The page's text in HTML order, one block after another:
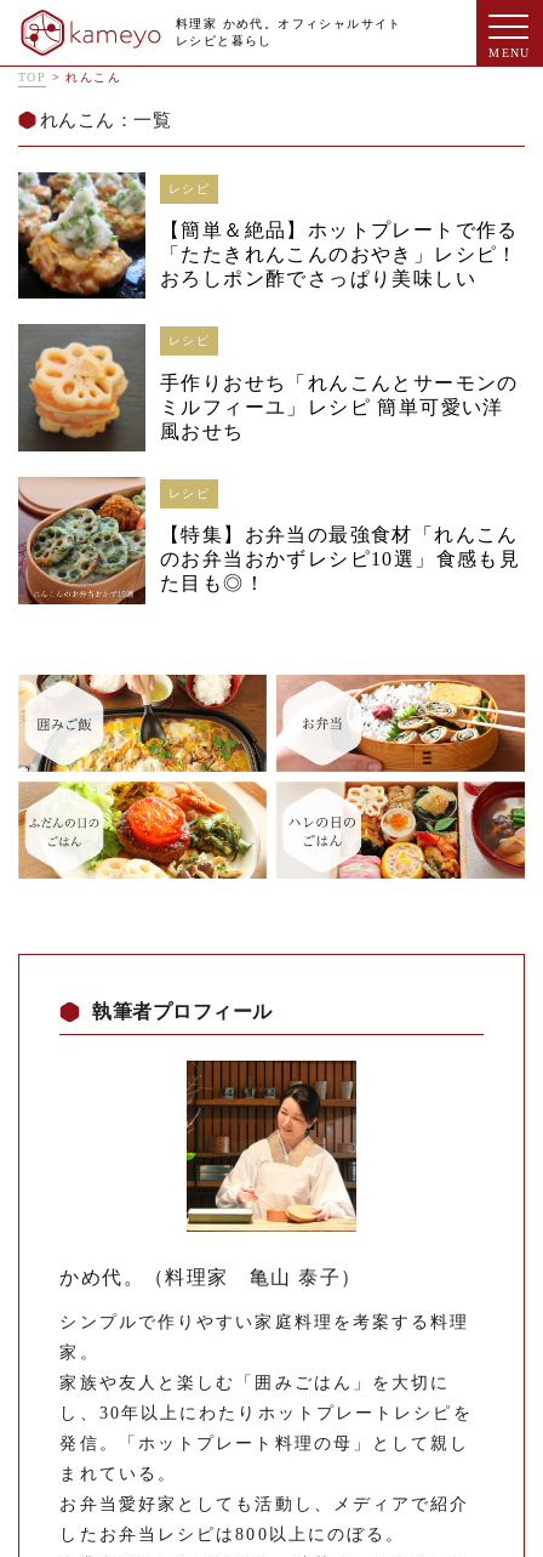
料理家 かめ代。オフィシャルサイト
レシピと暮らし
TOP >れんこん
れんこん：一覧
レシピ
【簡単＆絶品】ホットプレートで作る
「たたきれんこんのおやき」レシピ！
おろしポン酢でさっぱり美味しい
レシピ
手作りおせち「れんこんとサーモンの
ミルフィーユ」レシピ 簡単可愛い洋
風おせち
レシピ
【特集】お弁当の最強食材「れんこん
のお弁当おかずレシピ10選」食感も見
た目も◎！
執筆者プロフィール
かめ代。（料理家 亀山 泰子）
シンプルで作りやすい家庭料理を考案する料理
家。
家族や友人と楽しむ「囲みごはん」を大切に
し、30年以上にわたりホットプレートレシピを
発信。「ホットプレート料理の母」として親し
まれている。
お弁当愛好家としても活動し、メディアで紹介
したお弁当レシピは800以上にのぼる。